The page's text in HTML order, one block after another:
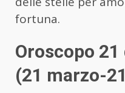
fortuna.
Oroscopo
(21 marzo-